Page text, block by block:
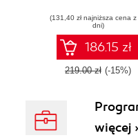
(131,40 zł najniższa cena z
dni)
186.15 zł
219.00 zł (-15%)
więcej